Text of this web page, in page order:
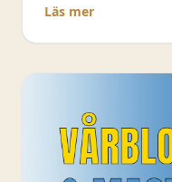
Läs mer